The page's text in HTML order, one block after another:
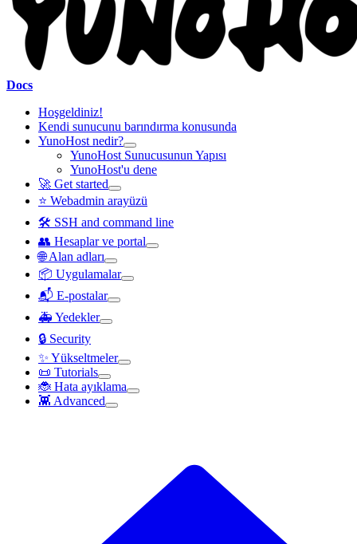
Docs
Hoşgeldiniz!
Kendi sunucunu barındırma konusunda
YunoHost nedir?
YunoHost Sunucusunun Yapısı
YunoHost'u dene
🚀 Get started
⭐ Webadmin arayüzü
🛠️ SSH and command line
👥 Hesaplar ve portal
🌐 Alan adları
📦 Uygulamalar
📬 E-postalar
🚑 Yedekler
🔒 Security
✨ Yükseltmeler
📜 Tutorials
🐞 Hata ayıklama
👾 Advanced